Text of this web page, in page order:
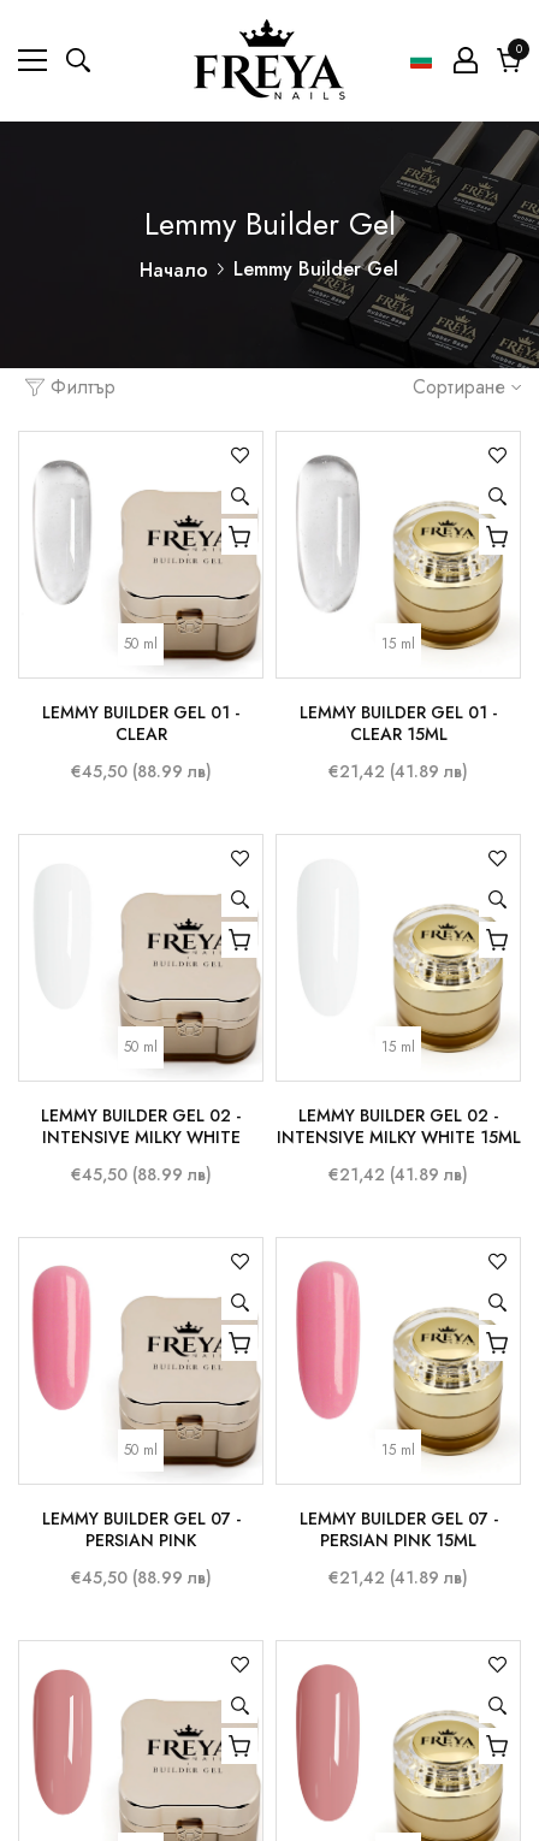
00
Lemmy Builder Gel
Начало Lemmy Builder Gel
Филтър Сортиране
50 ml
LEMMY BUILDER GEL 01 -
CLEAR
€45,50 (88.99 лв)
15 ml
LEMMY BUILDER GEL 01 -
CLEAR 15ML
€21,42 (41.89 лв)
50 ml
LEMMY BUILDER GEL 02 -
INTENSIVE MILKY WHITE
€45,50 (88.99 лв)
15 ml
LEMMY BUILDER GEL 02 -
INTENSIVE MILKY WHITE 15ML
€21,42 (41.89 лв)
50 ml
LEMMY BUILDER GEL 07 -
PERSIAN PINK
€45,50 (88.99 лв)
15 ml
LEMMY BUILDER GEL 07 -
PERSIAN PINK 15ML
€21,42 (41.89 лв)